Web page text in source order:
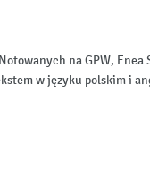
na GPW, Enea
w języku polskim i